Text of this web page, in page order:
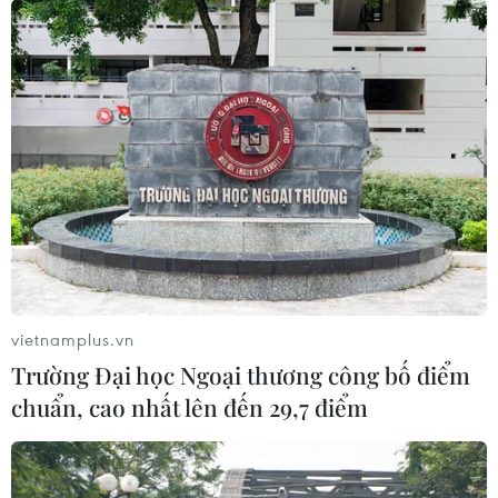
Người lưu giữ hình ảnh Bác
Hồ và Hoàng Sa-Trường Sa
qua tem bưu chính
20/07/2026 05:01
Tổng thư ký Liên hợp quốc
nhấn mạnh giá trị trường
tồn của di sản Nelson
Mandela
19/07/2026 07:17
Xem thêm
CƠ QUAN CHỦ QUẢN: THÔNG TẤN XÃ VIỆT NAM
vietnamplus.vn
Trường Đại học Ngoại thương công bố điểm
chuẩn, cao nhất lên đến 29,7 điểm